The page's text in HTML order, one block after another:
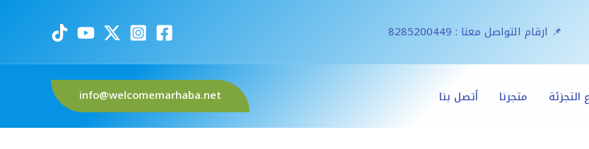
📌 ارقام التواصل معنا : 8285200449
متجرنا أتصل بنا info@welcomemarhaba.net